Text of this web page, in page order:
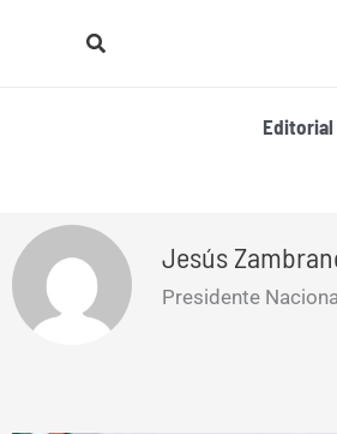
Buscar
Editorial
Jesús
Presidente